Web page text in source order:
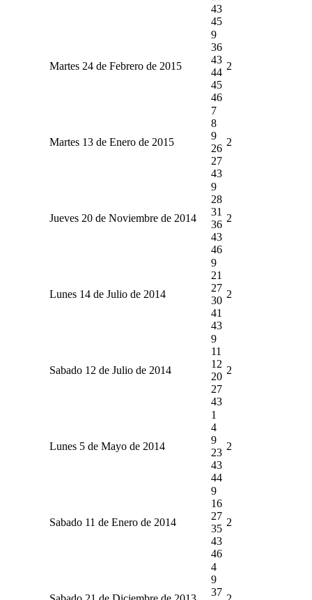
43
45
Martes 24 de Febrero de 2015
9
36
43
44
45
46
2
Martes 13 de Enero de 2015
7
8
9
26
27
43
2
Jueves 20 de Noviembre de 2014
9
28
31
36
43
46
2
Lunes 14 de Julio de 2014
9
21
27
30
41
43
2
Sabado 12 de Julio de 2014
9
11
12
20
27
43
2
Lunes 5 de Mayo de 2014
1
4
9
23
43
44
2
Sabado 11 de Enero de 2014
9
16
27
35
43
46
2
4
9
37